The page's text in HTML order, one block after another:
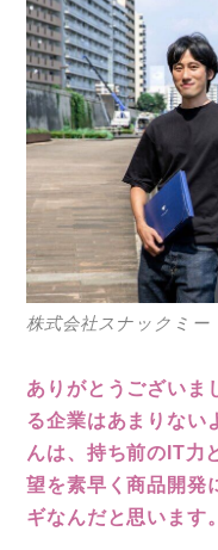
株式会社スナックミー
ありがとうございま
る企業はあまりない
んは、持ち前のIT力
望を素早く商品開発
ギなんだと思います。